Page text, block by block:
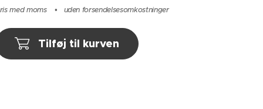
med moms uden forsendelsesomkostninger
Tilføj til kurven